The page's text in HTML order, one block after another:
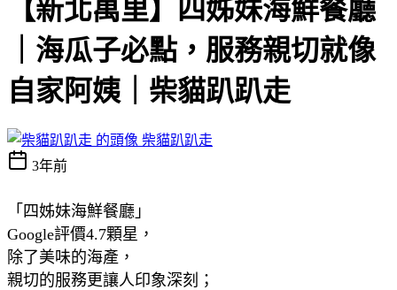
【新北萬里】四姊妹海鮮餐廳
｜海瓜子必點，服務親切就像
自家阿姨｜柴貓趴趴走
柴貓趴趴走
3年前
「四姊妹海鮮餐廳」
Google評價4.7顆星，
除了美味的海產，
親切的服務更讓人印象深刻；